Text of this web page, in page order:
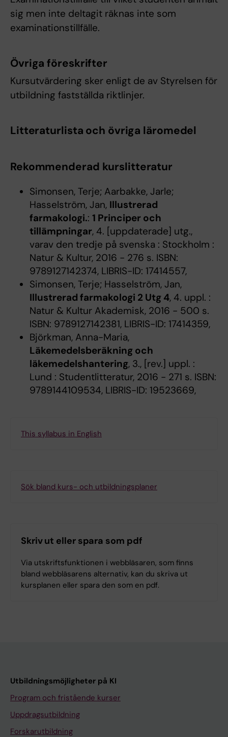
sig men inte deltagit räknas inte som
examinationstillfälle.
Övriga föreskrifter
Kursutvärdering sker enligt de av Styrelsen för
utbildning fastställda riktlinjer.
Litteraturlista och övriga läromedel
Rekommenderad kurslitteratur
Simonsen, Terje; Aarbakke, Jarle;
Hasselström, Jan, Illustrerad
farmakologi.: 1 Principer och
tillämpningar, 4. [uppdaterade] utg.,
varav den tredje på svenska : Stockholm :
Natur & Kultur, 2016 - 276 s. ISBN:
9789127142374, LIBRIS-ID: 17414557,
Simonsen, Terje; Hasselström, Jan,
Illustrerad farmakologi 2 Utg 4, 4. uppl. :
Natur & Kultur Akademisk, 2016 - 500 s.
ISBN: 9789127142381, LIBRIS-ID: 17414359,
Björkman, Anna-Maria,
Läkemedelsberäkning och
läkemedelshantering, 3., [rev.] uppl. :
Lund : Studentlitteratur, 2016 - 271 s. ISBN:
9789144109534, LIBRIS-ID: 19523669,
This syllabus in English
Sök bland kurs- och utbildningsplaner
Skriv ut eller spara som pdf
Via utskriftsfunktionen i webbläsaren, som finns
bland webbläsarens alternativ, kan du skriva ut
kursplanen eller spara den som en pdf.
Utbildningsmöjligheter på KI
Program och fristående kurser
Uppdragsutbildning
Forskarutbildning